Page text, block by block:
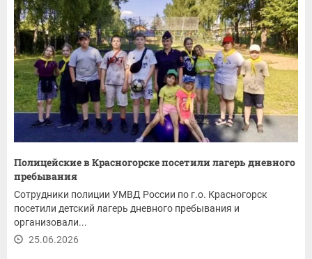
Полицейские в Красногорске посетили лагерь дневного
пребывания
Сотрудники полиции УМВД России по г.о. Красногорск
посетили детский лагерь дневного пребывания и
организовали...
25.06.2026